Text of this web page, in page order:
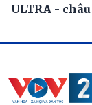
ULTRA -